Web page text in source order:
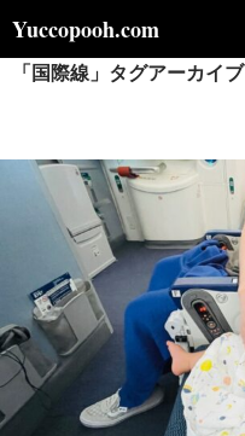
ン
へ
Yuccopooh.com
索
「国際線」タグアーカイブ